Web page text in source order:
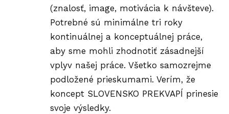
(znalosť, image, motivácia k návšteve).
Potrebné sú minimálne tri roky
kontinuálnej a konceptuálnej práce,
aby sme mohli zhodnotiť zásadnejší
vplyv našej práce. Všetko samozrejme
podložené prieskumami. Verím, že
koncept SLOVENSKO PREKVAPÍ prinesie
svoje výsledky.